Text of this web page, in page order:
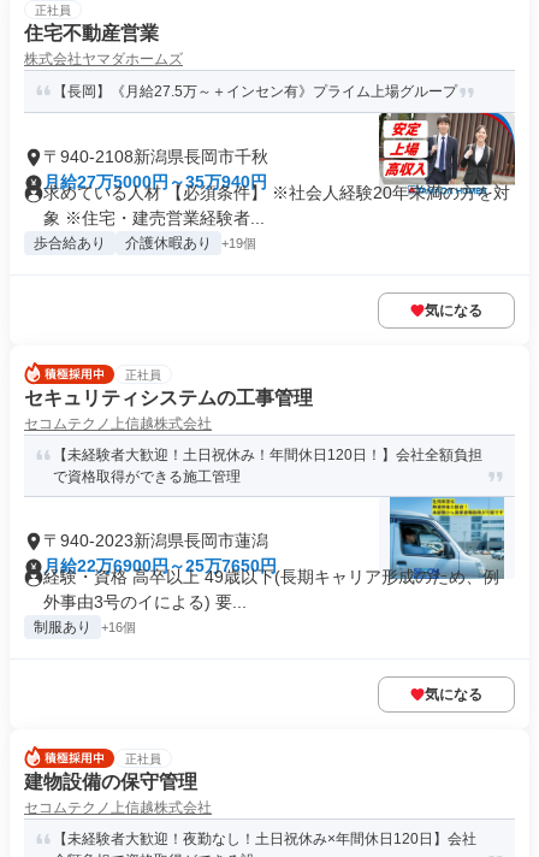
正社員
住宅不動産営業
株式会社ヤマダホームズ
【長岡】《月給27.5万～＋インセン有》プライム上場グループ
〒940-2108新潟県長岡市千秋
月給27万5000円～35万940円
求めている人材 【必須条件】 ※社会人経験20年未満の方を対
象 ※住宅・建売営業経験者...
歩合給あり 介護休暇あり +19個
気になる
正社員
セキュリティシステムの工事管理
セコムテクノ上信越株式会社
【未経験者大歓迎！土日祝休み！年間休日120日！】会社全額負担
で資格取得ができる施工管理
〒940-2023新潟県長岡市蓮潟
月給22万6900円～25万7650円
経験・資格 高卒以上 49歳以下(長期キャリア形成のため、例
外事由3号のイによる) 要...
制服あり +16個
気になる
正社員
建物設備の保守管理
セコムテクノ上信越株式会社
【未経験者大歓迎！夜勤なし！土日祝休み×年間休日120日】会社